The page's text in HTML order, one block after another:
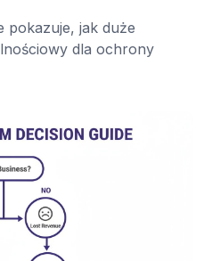
pokazuje, jak duże
dla ochrony